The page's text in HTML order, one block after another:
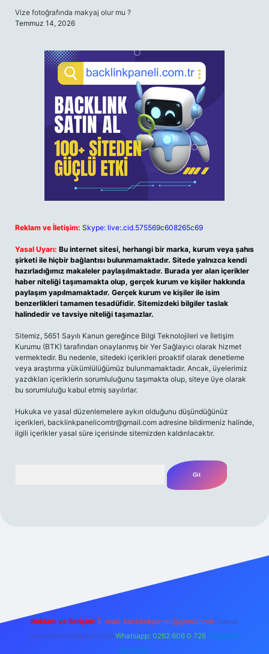
Vize fotoğrafında makyaj olur mu ?
Temmuz 14, 2026
Reklam ve İletişim: Skype: live:.cid.575569c608265c69
Yasal Uyarı: Bu internet sitesi, herhangi bir marka, kurum veya şahıs
şirketi ile hiçbir bağlantısı bulunmamaktadır. Sitede yalnızca kendi
hazırladığımız makaleler paylaşılmaktadır. Burada yer alan içerikler
haber niteliği taşımamakta olup, gerçek kurum ve kişiler hakkında
paylaşım yapılmamaktadır. Gerçek kurum ve kişiler ile isim
benzerlikleri tamamen tesadüfidir. Sitemizdeki bilgiler taslak
halindedir ve tavsiye niteliği taşımazlar.
Sitemiz, 5651 Sayılı Kanun gereğince Bilgi Teknolojileri ve İletişim
Kurumu (BTK) tarafından onaylanmış bir Yer Sağlayıcı olarak hizmet
vermektedir. Bu nedenle, sitedeki içerikleri proaktif olarak denetleme
veya araştırma yükümlülüğümüz bulunmamaktadır. Ancak, üyelerimiz
yazdıkları içeriklerin sorumluluğunu taşımakta olup, siteye üye olarak
bu sorumluluğu kabul etmiş sayılırlar.
Hukuka ve yasal düzenlemelere aykırı olduğunu düşündüğünüz
içerikleri, backlinkpanelicomtr@gmail.com adresine bildirmeniz halinde,
ilgili içerikler yasal süre içerisinde sitemizden kaldırılacaktır.
Reklam ve İletişim: E-mail: backlinkpaneli@gmail.com Teams:
forumhizmeti@gmail.com Whatsapp: 0262 606 0 726 Telegram:
@karabul